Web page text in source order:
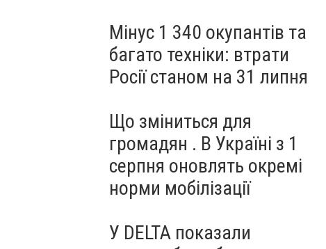
Мінус 1 340 окупантів та
багато техніки: втрати
Росії станом на 31 липня
Що зміниться для
громадян . В Україні з 1
серпня оновлять окремі
норми мобілізації
У DELTA показали